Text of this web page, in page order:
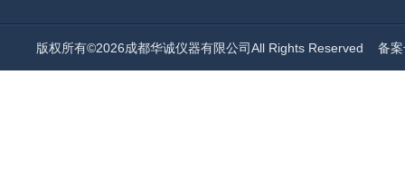
版权所有©2026成都华诚仪器有限公司All Rights Reserved 备